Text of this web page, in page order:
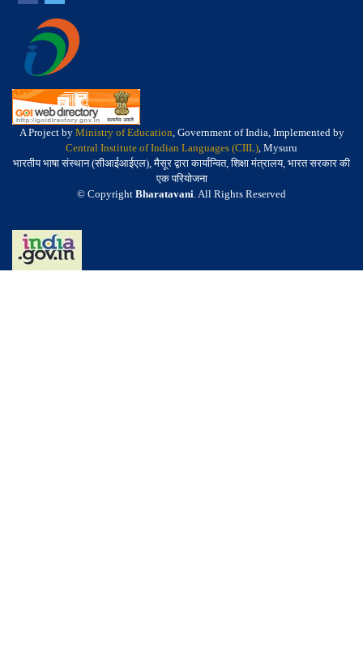
A Project by Ministry of Education, Government of India, Implemented by
Central Institute of Indian Languages (CIIL), Mysuru
भारतीय भाषा संस्थान (सीआईआईएल), मैसूर द्वारा कार्यान्वित, शिक्षा मंत्रालय, भारत सरकार की
एक परियोजना
© Copyright Bharatavani. All Rights Reserved